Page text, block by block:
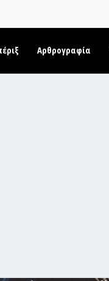
Αρθρογραφία